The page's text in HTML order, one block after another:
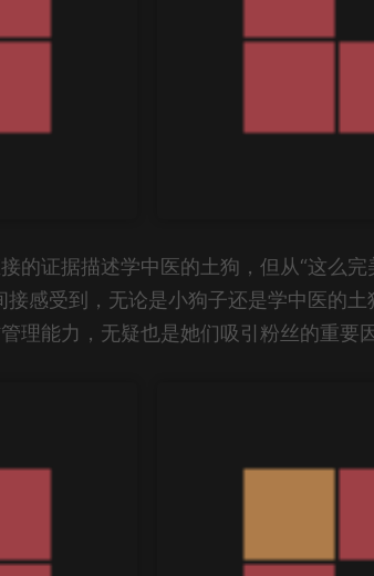
的证据描述学中医的土狗，但从“这么
感受到，无论是小狗子还是学中医的
理能力，无疑也是她们吸引粉丝的重要